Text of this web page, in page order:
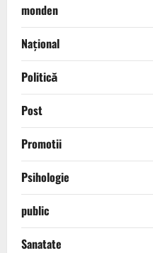
monden
Național
Politică
Post
Promotii
Psihologie
public
Sanatate